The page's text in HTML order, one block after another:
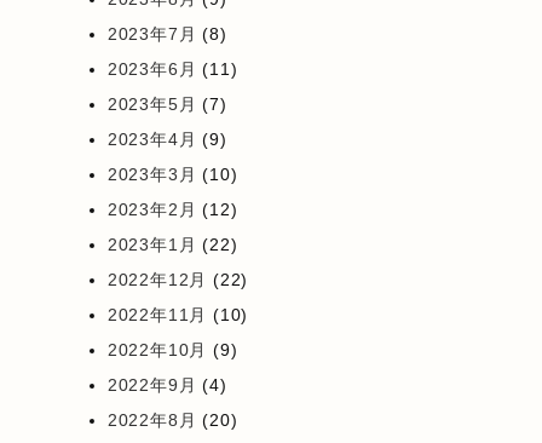
2023年7月 (8)
2023年6月 (11)
2023年5月 (7)
2023年4月 (9)
2023年3月 (10)
2023年2月 (12)
2023年1月 (22)
2022年12月 (22)
2022年11月 (10)
2022年10月 (9)
2022年9月 (4)
2022年8月 (20)